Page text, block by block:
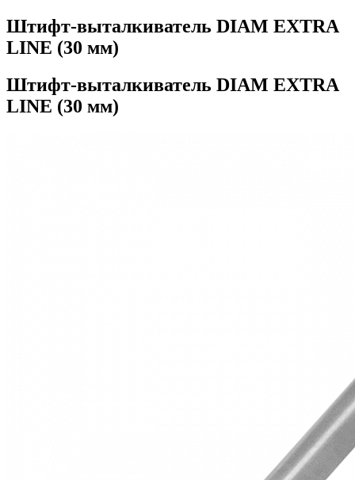
Штифт-выталкиватель DIAM EXTRA
LINE (30 мм)
Штифт-выталкиватель DIAM EXTRA
LINE (30 мм)